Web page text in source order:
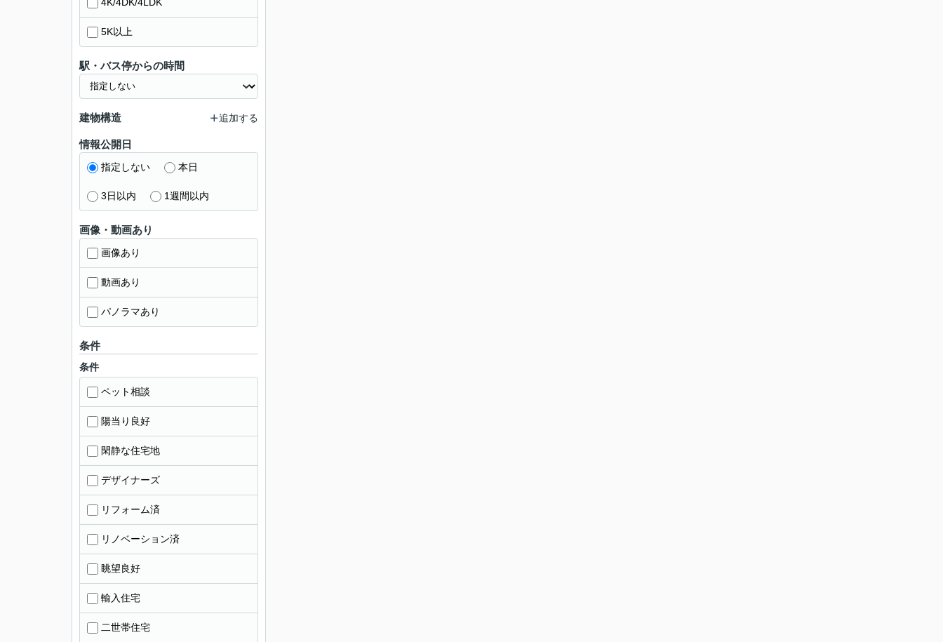
5K以上
駅・バス停からの時間
建物構造 追加する
情報公開日
指定しない 本日
3日以内 1週間以内
画像・動画あり
画像あり
動画あり
パノラマあり
条件
条件
ペット相談
陽当り良好
閑静な住宅地
デザイナーズ
リフォーム済
リノベーション済
眺望良好
輸入住宅
二世帯住宅